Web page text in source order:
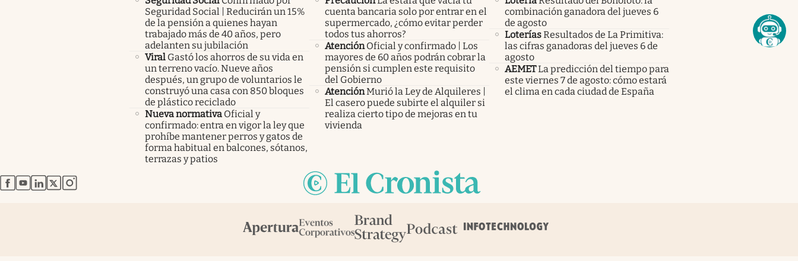
Seguridad Social | Reducirán un 15%
de la pensión a quienes hayan
trabajado más de 40 años, pero
adelanten su jubilación
Viral Gastó los ahorros de su vida en
un terreno vacío. Nueve años
después, un grupo de voluntarios le
construyó una casa con 850 bloques
de plástico reciclado
Nueva normativa Oficial y
confirmado: entra en vigor la ley que
prohíbe mantener perros y gatos de
forma habitual en balcones, sótanos,
terrazas y patios
cuenta bancaria solo por entrar en el
supermercado, ¿cómo evitar perder
todos tus ahorros?
Atención Oficial y confirmado | Los
mayores de 60 años podrán cobrar la
pensión si cumplen este requisito
del Gobierno
AtenciónMurió la Ley de Alquileres |
El casero puede subirte el alquiler si
realiza cierto tipo de mejoras en tu
vivienda
combinación ganadora del jueves 6
de agosto
LoteríasResultados de La Primitiva:
las cifras ganadoras del jueves 6 de
agosto
AEMETLa predicción del tiempo para
este viernes 7 de agosto: cómo estará
el clima en cada ciudad de España
abre en nueva pestaña
abre en nueva pestaña
abre en nueva pestaña
abre en nueva pestaña
abre en nueva pestaña